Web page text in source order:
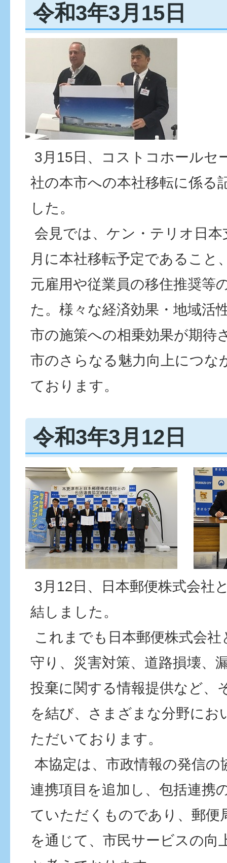
令和3年3月15日
3月15日、コストコホールセ
社の本市への本社移転に係る
した。
会見では、ケン・テリオ日
月に本社移転予定であること
元雇用や従業員の移住推奨等
た。様々な経済効果・地域活
市の施策への相乗効果が期待
市のさらなる魅力向上につな
ております。
令和3年3月12日
3月12日、日本郵便株式会社
結しました。
これまでも日本郵便株式会
守り、災害対策、道路損壊、
投棄に関する情報提供など、
を結び、さまざまな分野にお
ただいております。
本協定は、市政情報の発信の
連携項目を追加し、包括連携
ていただくものであり、郵便
を通じて、市民サービスの向